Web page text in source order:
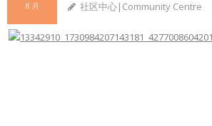
8 月 社区中心|Community Centre